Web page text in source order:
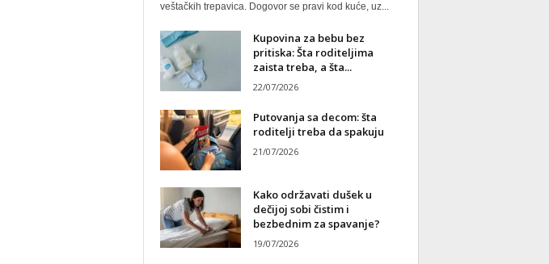
veštačkih trepavica. Dogovor se pravi kod kuće, uz...
Kupovina za bebu bez
pritiska: Šta roditeljima
zaista treba, a šta...
22/07/2026
Putovanja sa decom: šta
roditelji treba da spakuju
21/07/2026
Kako održavati dušek u
dečijoj sobi čistim i
bezbednim za spavanje?
19/07/2026